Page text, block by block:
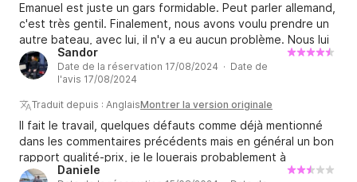
Emanuel est juste un gars formidable. Peut parler allemand,
c'est très gentil. Finalement, nous avons voulu prendre un
autre bateau, avec lui, il n'y a eu aucun problème. Nous lui
louerons à nouveau un bateau l'année prochaine. Merci
beaucoup
Sandor
Date de la réservation 17/08/2024 · Date de
l'avis 17/08/2024
Traduit depuis : AnglaisMontrer la version originale
Il fait le travail, quelques défauts comme déjà mentionné
dans les commentaires précédents mais en général un bon
rapport qualité-prix, je le louerais probablement à
nouveau.Daniele